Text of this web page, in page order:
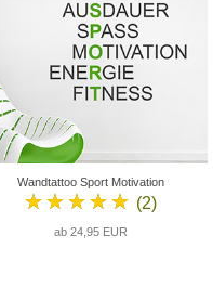
Wandtattoo Sport Motivation
★★★★★ (2)
ab 24,95 EUR